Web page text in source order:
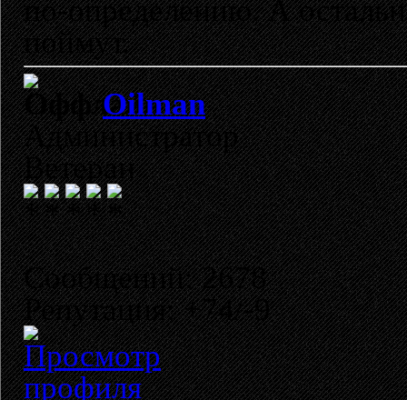
по-определению. А
поймут.
Oilman
Администратор
Ветеран
Сообщений: 2678
Репутация: +74/-9